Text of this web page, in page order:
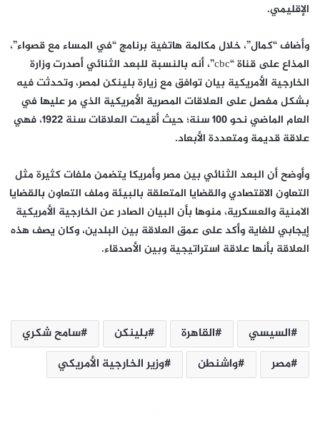
الإقليمي.
وأضاف “كمال”، خلال مكالمة هاتفية برنامج “في المساء مع قصواء”،
المذاع على قناة “cbc”، أنه بالنسبة للبعد الثنائي أصدرت وزارة
الخارجية الأمريكية بيان توافق مع زيارة بلينكن لمصر، وتحدثت فيه
بشكل مفصل على العلاقات المصرية الأمريكية الذي مر عليها في
العام الماضي نحو 100 سنة؛ حيث أقيمت العلاقات سنة 1922، فهي
علاقة قديمة ومتعددة الأبعاد.
وأوضح أن البعد الثنائي بين مصر وأمريكا يتضمن ملفات كثيرة مثل
التعاون الاقتصادي والقضايا المتعلقة بالبيئة وملف التعاون بالقضايا
الامنية والعسكرية، منوها بأن البيان الصادر عن الخارجية الأمريكية
إيجابي للغاية وأكد على عمق العلاقة بين البلدين، وكان يصف هذه
العلاقة بأنها علاقة استراتيجية وبين الأصدقاء.
السيسي القاهرة بلينكن
سامح شكري
مصر
واشنطن وزير الخارجية الأمريكي